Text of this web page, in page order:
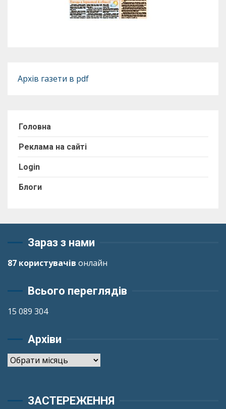
Архів газети в pdf
Головна
Реклама на сайті
Login
Блоги
Зараз з нами
87 користувачів онлайн
Всього переглядів
15 089 304
Архіви
Архіви
ЗАСТЕРЕЖЕННЯ